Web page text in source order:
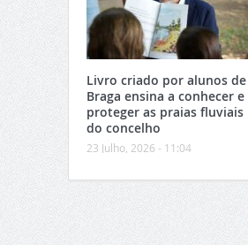
Livro criado por alunos de
Braga ensina a conhecer e
proteger as praias fluviais
do concelho
23 Julho, 2026 - 11:04